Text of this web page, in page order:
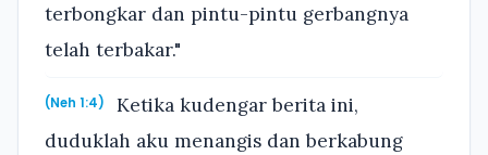
terbongkar dan pintu-pintu gerbangnya
telah terbakar."
(Neh 1:4)
Ketika kudengar berita ini,
duduklah aku menangis dan berkabung